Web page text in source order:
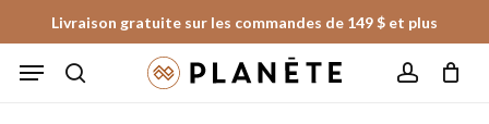
to
main
Livraison gratuite sur les commandes de 149 $ et plus
Menu
Fermer
le
panier